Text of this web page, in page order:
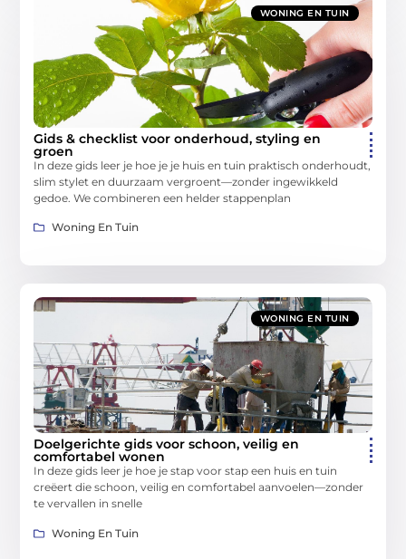
WONING EN TUIN
Gids & checklist voor onderhoud, styling en
groen
In deze gids leer je hoe je je huis en tuin praktisch onderhoudt,
slim stylet en duurzaam vergroent—zonder ingewikkeld
gedoe. We combineren een helder stappenplan
Woning En Tuin
WONING EN TUIN
Doelgerichte gids voor schoon, veilig en
comfortabel wonen
In deze gids leer je hoe je stap voor stap een huis en tuin
creëert die schoon, veilig en comfortabel aanvoelen—zonder
te vervallen in snelle
Woning En Tuin